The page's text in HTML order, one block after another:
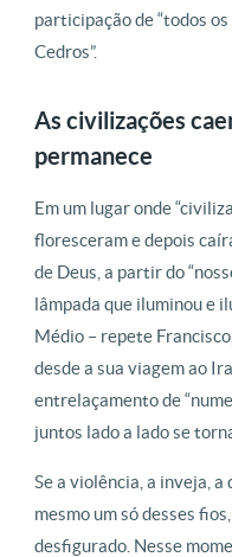
participação de “todos
Cedros”.
As civilizações
permanece
Em um lugar onde
floresceram e depois
de Deus, a partir do
lâmpada que iluminou e
Médio – repete
desde a sua viagem ao
entrelaçamento de
juntos lado a lado se
Se a violência, a inveja,
mesmo um só desses
desfigurado. Nesse